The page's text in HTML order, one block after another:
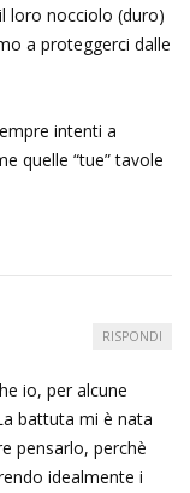
loro nocciolo (duro)
a proteggerci dalle
intenti a
quelle “tue” tavole
io, per alcune
battuta mi è nata
pensarlo, perchè
idealmente i
RISPONDI